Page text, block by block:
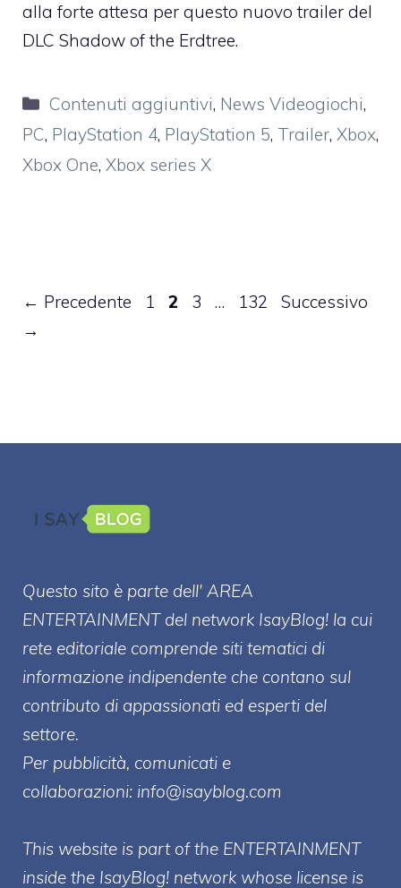
alla forte attesa per questo nuovo trailer del
DLC Shadow of the Erdtree.
Categorie
Contenuti aggiuntivi, News Videogiochi,
PC, PlayStation 4, PlayStation 5, Trailer, Xbox,
Xbox One, Xbox series X
← Precedente Pagina
1 Pagina
2 Pagina
3 … Pagina
132
Successivo
→
Questo sito è parte dell' AREA
ENTERTAINMENT del network IsayBlog! la cui
rete editoriale comprende siti tematici di
informazione indipendente che contano sul
contributo di appassionati ed esperti del
settore.
Per pubblicità, comunicati e
collaborazioni: info@isayblog.com
This website is part of the ENTERTAINMENT
inside the IsayBlog! network whose license is